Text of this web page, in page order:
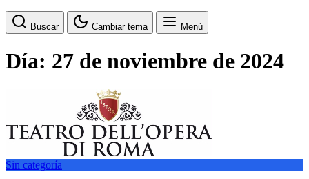
Buscar Cambiar tema Menú
Día: 27 de noviembre de 2024
Sin categoría